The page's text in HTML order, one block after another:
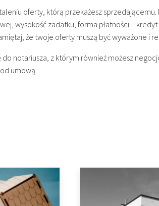
oferty, którą przekażesz
wysokość zadatku, forma płatności –
że twoje oferty muszą być wyważone i
notariusza, z którym również możesz
umową.